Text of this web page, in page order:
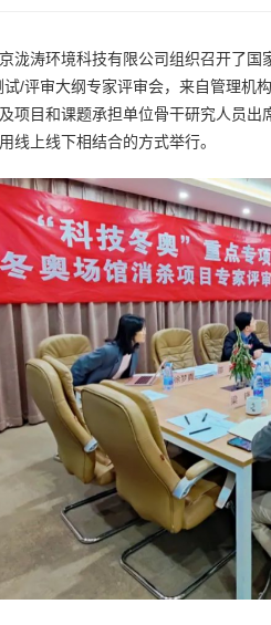
泷涛环境科技有限公司组织召开了
/评审大纲专家评审会，来自管理
项目和课题承担单位骨干研究人员
线上线下相结合的方式举行。